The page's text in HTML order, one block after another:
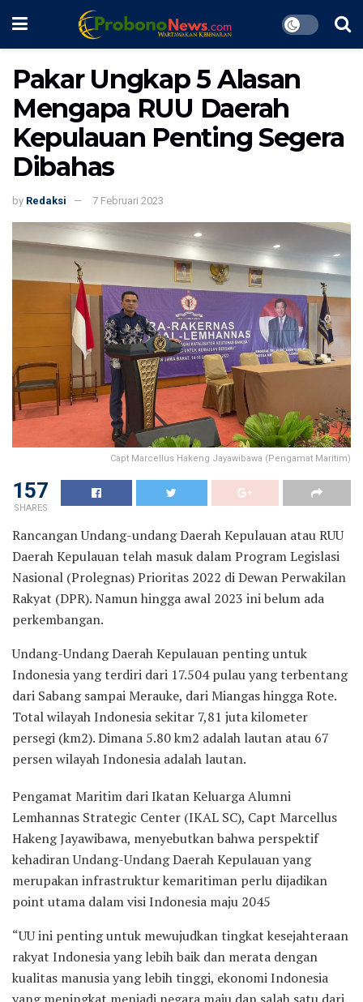
Pakar Ungkap 5 Alasan
Mengapa RUU Daerah
Kepulauan Penting Segera
Dibahas
by Redaksi 7 Februari 2023
Capt Marcellus Hakeng Jayawibawa (Pengamat Maritim)
157
SHARES
Rancangan Undang-undang Daerah Kepulauan atau RUU
Daerah Kepulauan telah masuk dalam Program Legislasi
Nasional (Prolegnas) Prioritas 2022 di Dewan Perwakilan
Rakyat (DPR). Namun hingga awal 2023 ini belum ada
perkembangan.
Undang-Undang Daerah Kepulauan penting untuk
Indonesia yang terdiri dari 17.504 pulau yang terbentang
dari Sabang sampai Merauke, dari Miangas hingga Rote.
Total wilayah Indonesia sekitar 7,81 juta kilometer
persegi (km2). Dimana 5.80 km2 adalah lautan atau 67
persen wilayah Indonesia adalah lautan.
Pengamat Maritim dari Ikatan Keluarga Alumni
Lemhannas Strategic Center (IKAL SC), Capt Marcellus
Hakeng Jayawibawa, menyebutkan bahwa perspektif
kehadiran Undang-Undang Daerah Kepulauan yang
merupakan infrastruktur kemaritiman perlu dijadikan
point utama dalam visi Indonesia maju 2045
“UU ini penting untuk mewujudkan tingkat kesejahteraan
rakyat Indonesia yang lebih baik dan merata dengan
kualitas manusia yang lebih tinggi, ekonomi Indonesia